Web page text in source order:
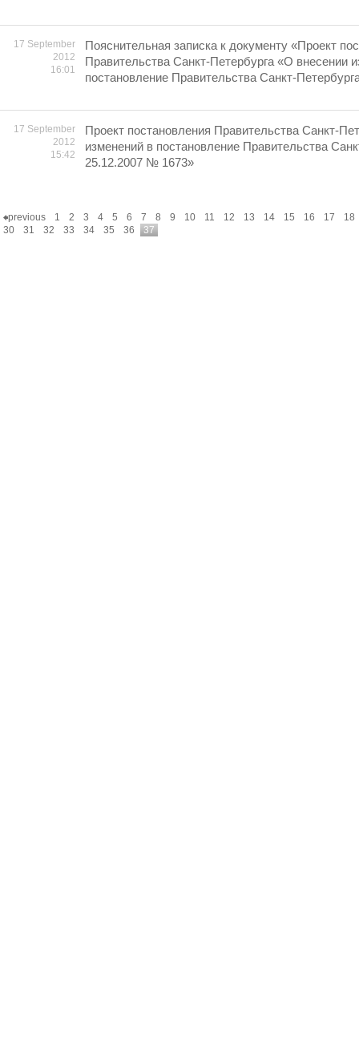
17 September
2012
16:01
Пояснительная записка к документу «Проект
Правительства Санкт-Петербурга «О внесении
постановление Правительства Санкт-
17 September
2012
15:42
Проект постановления Правительства Санкт-
изменений в постановление Правительства
25.12.2007 № 1673»
previous 1 2 3 4 5 6 7 8 9 10 11 12 13 14 15 16 17
18
30
31 32 33 34 35 36 37